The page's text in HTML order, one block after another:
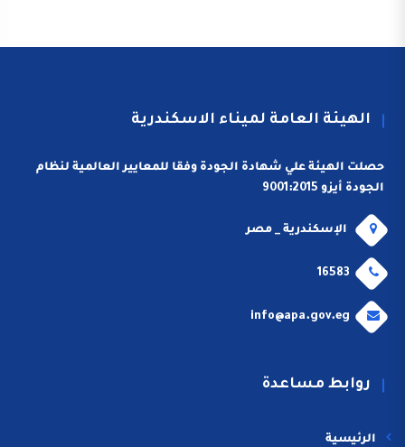
الهيئة العامة لميناء الاسكندرية
حصلت الهيئة علي شهادة الجودة وفقا للمعايير العالمية لنظام
الجودة أيزو 9001:2015
الإسكندرية _ مصر
16583
info@apa.gov.eg
روابط مساعدة
الرئيسية